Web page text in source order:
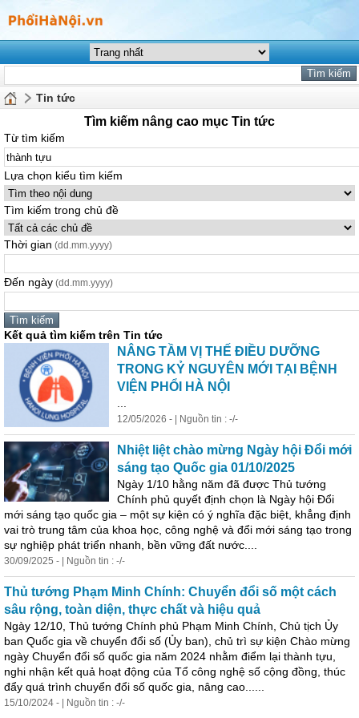
Tin tức
Tìm kiếm nâng cao mục Tin tức
Từ tìm kiếm
Lựa chọn kiểu tìm kiếm
Tìm kiếm trong chủ đề
Thời gian (dd.mm.yyyy)
Đến ngày (dd.mm.yyyy)
Kết quả tìm kiếm trên Tin tức
NÂNG TẦM VỊ THẾ ĐIỀU DƯỠNG
TRONG KỶ NGUYÊN MỚI TẠI BỆNH
VIỆN PHỔI HÀ NỘI
12/05/2026 - | Nguồn tin : -/-
Nhiệt liệt chào mừng Ngày hội Đổi mới
sáng tạo Quốc gia 01/10/2025
Ngày 1/10 hằng năm đã được Thủ tướng
Chính phủ quyết định chọn là Ngày hội Đổi
mới sáng tạo quốc gia – một sự kiện có ý nghĩa đặc biệt, khẳng định
vai trò trung tâm của khoa học, công nghệ và đổi mới sáng tạo trong
sự nghiệp phát triển nhanh, bền vững đất nước....
30/09/2025 - | Nguồn tin : -/-
Thủ tướng Phạm Minh Chính: Chuyển đổi số một cách
sâu rộng, toàn diện, thực chất và hiệu quả
Ngày 12/10, Thủ tướng Chính phủ Phạm Minh Chính, Chủ tịch Ủy
ban Quốc gia về chuyển đổi số (Ủy ban), chủ trì sự kiện Chào mừng
ngày Chuyển đổi số quốc gia năm 2024 nhằm điểm lại thành tựu
nghi nhận kết quả hoạt động của Tổ công nghệ số cộng đồng, thúc
đẩy quá trình chuyển đổi số quốc gia, nâng cao......
15/10/2024 - | Nguồn tin : -/-